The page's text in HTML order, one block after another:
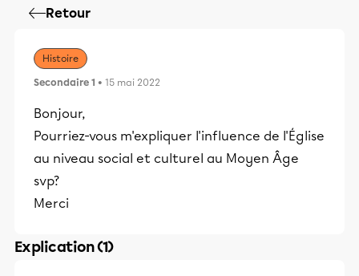
Retour
Histoire
Secondaire 1 • 15 mai 2022
Bonjour,
Pourriez-vous m'expliquer l'influence de l'Église
au niveau social et culturel au Moyen Âge
svp?
Merci
Explication (1)